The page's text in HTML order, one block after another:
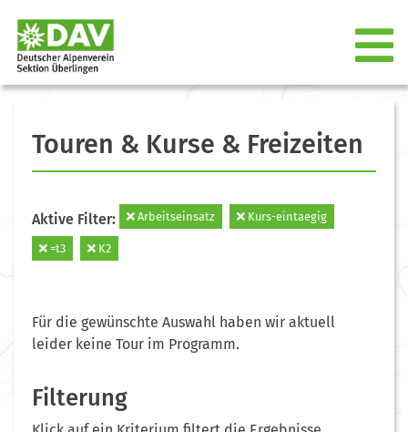
Touren & Kurse & Freizeiten
Aktive Filter: Arbeitseinsatz Kurs-eintaegig
=t3 K2
Für die gewünschte Auswahl haben wir aktuell
leider keine Tour im Programm.
Filterung